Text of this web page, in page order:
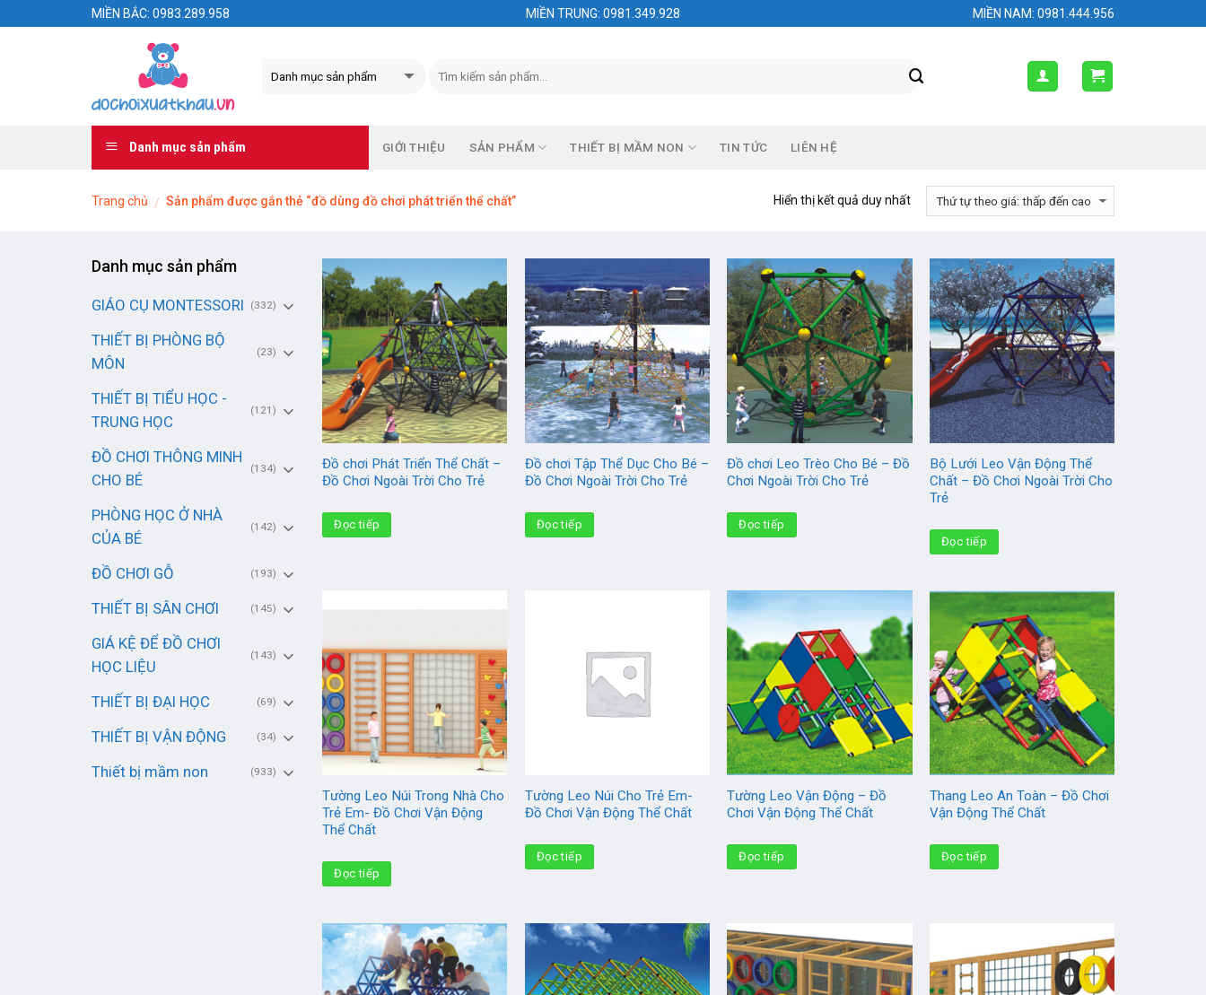
MIỀN BẮC: 0983.289.958 MIỀN TRUNG: 0981.349.928 MIỀN NAM: 0981.444.956
Danh mục sản phẩm GIỚI THIỆU SẢN PHẨM THIẾT BỊ MẦM NON TIN TỨC LIÊN HỆ
Trang chủ / Sản phẩm được gắn thẻ “đồ dùng đồ chơi phát triển thể chất” Hiển thị kết quả duy nhất
Danh mục sản phẩm
GIÁO CỤ MONTESSORI (332)
THIẾT BỊ PHÒNG BỘ
MÔN
(23)
THIẾT BỊ TIỂU HỌC -
TRUNG HỌC
(121)
ĐỒ CHƠI THÔNG MINH
CHO BÉ
(134)
PHÒNG HỌC Ở NHÀ
CỦA BÉ
(142)
ĐỒ CHƠI GỖ (193)
THIẾT BỊ SÂN CHƠI (145)
GIÁ KỆ ĐỂ ĐỒ CHƠI
HỌC LIỆU
(143)
THIẾT BỊ ĐẠI HỌC (69)
THIẾT BỊ VẬN ĐỘNG (34)
Thiết bị mầm non (933)
Đồ chơi Phát Triển Thể Chất –
Đồ Chơi Ngoài Trời Cho Trẻ
Đọc tiếp
Đồ chơi Tập Thể Dục Cho Bé –
Đồ Chơi Ngoài Trời Cho Trẻ
Đọc tiếp
Đồ chơi Leo Trèo Cho Bé – Đồ
Chơi Ngoài Trời Cho Trẻ
Đọc tiếp
Bộ Lưới Leo Vận Động Thể
Chất – Đồ Chơi Ngoài Trời Cho
Trẻ
Đọc tiếp
Tường Leo Núi Trong Nhà Cho
Trẻ Em- Đồ Chơi Vận Động
Thể Chất
Đọc tiếp
Tường Leo Núi Cho Trẻ Em-
Đồ Chơi Vận Động Thể Chất
Đọc tiếp
Tường Leo Vận Động – Đồ
Chơi Vận Động Thể Chất
Đọc tiếp
Thang Leo An Toàn – Đồ Chơi
Vận Động Thể Chất
Đọc tiếp